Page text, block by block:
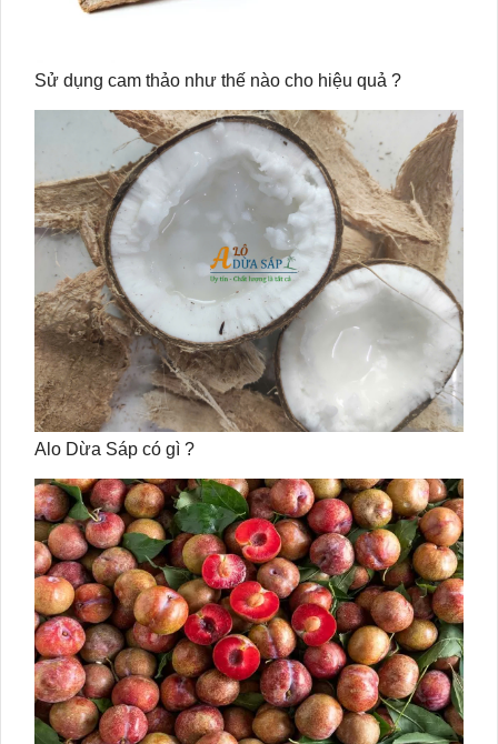
Sử dụng cam thảo như thế nào cho hiệu quả ?
Alo Dừa Sáp có gì ?